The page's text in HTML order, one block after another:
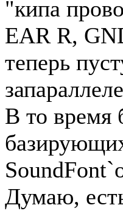
"кипа
EAR R,
теперь
В то время
Думаю,